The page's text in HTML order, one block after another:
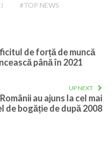
#TOP NEWS
de forță de muncă
până în 2021
UP NEXT
au ajuns la cel mai
de bogăție de după 2008